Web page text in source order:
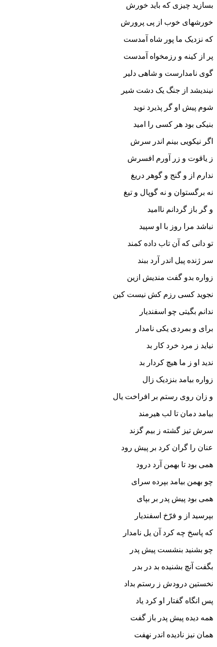
بسازید چیزى که باید خورش
خورشهاى خوب از پى پرورش‏
که نزدیک ما پور شاه آمدست
پر از کینه و رزمخواه آمدست‏
گوى نامدارست و شاهى دلیر
نیندیشد از جنگ یک دشت شیر
شوم پیش او گر پذیرد نوید
بنیکى بود هر کسى را امید
اگر نیکویى بینم اندر سرش
ز یاقوت و زر آورم افسرش‏
ندارم از و گنج و گوهر دریغ
نه برگستوان و نه گوپال و تیغ‏
و گر باز گردانم ناامید
نباشد مرا روز با او سپید
تو دانى که آن تاب داده کمند
سر ژنده پیل اندر آرد ببند
زواره بدو گفت مندیش ازین
نجوید کسى رزم کش نیست کین‏
ندانم بگیتى چو اسفندیار
براى و بمردى یکى نامدار
نیاید ز مرد خرد کار بد
ندید او ز ما هیچ کردار بد
زواره بیامد بنزدیک زال
و زان روى رستم بر افراخت یال‏
بیامد دمان تا لب هیرمند
سرش تیز گشته ز بیم گزند
عنان را گران کرد بر پیش رود
همى بود تا بهمن آرد درود
چو بهمن بیامد بپرده سراى
همى بود پیش پدر بر بپاى‏
بپرسید از و فرّخ اسفندیار
که پاسخ چه کرد آن یل نامدار
چو بشنید بنشست پیش پدر
بگفت آنچ بشنیده بد در بدر
نخستین درودش ز رستم بداد
پس انگاه گفتار او کرد یاد
همه دیده پیش پدر باز گفت
همان نیز نادیده اندر نهفت‏